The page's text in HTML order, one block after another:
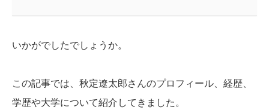
いかがでしたでしょうか。
この記事では、秋定遼太郎さんのプロフィール、経歴、
学歴や大学について紹介してきました。